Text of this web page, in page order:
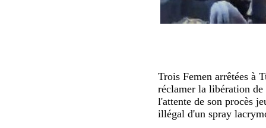
Trois Femen arrêtées à
réclamer la libération de
l'attente de son procès
illégal d'un spray